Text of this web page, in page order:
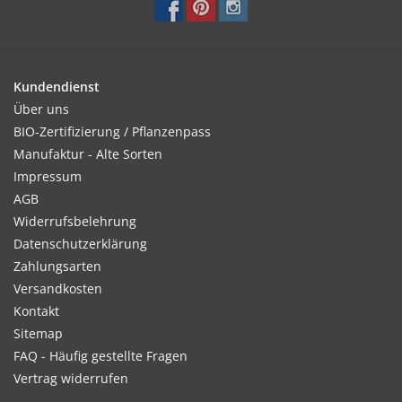
Abhärten und ab Mitte Mai auspflanzen. Regelmäßig
nachdüngen.
Standort:
Warmer Standort empfehlenswert.
Ernte / Blüte:
Ab Juli - Oktober
Verwendung:
Kundendienst
Über uns
BIO-Zertifizierung / Pflanzenpass
Manufaktur - Alte Sorten
Impressum
AGB
Widerrufsbelehrung
Datenschutzerklärung
Zahlungsarten
Versandkosten
Kontakt
Sitemap
FAQ - Häufig gestellte Fragen
Vertrag widerrufen